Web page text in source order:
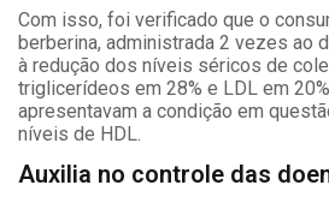
Com isso, foi verificado que o
berberina, administrada 2 vezes ao
à redução dos níveis séricos de
triglicerídeos em 28% e LDL em
apresentavam a condição em
níveis de HDL.
Auxilia no controle das